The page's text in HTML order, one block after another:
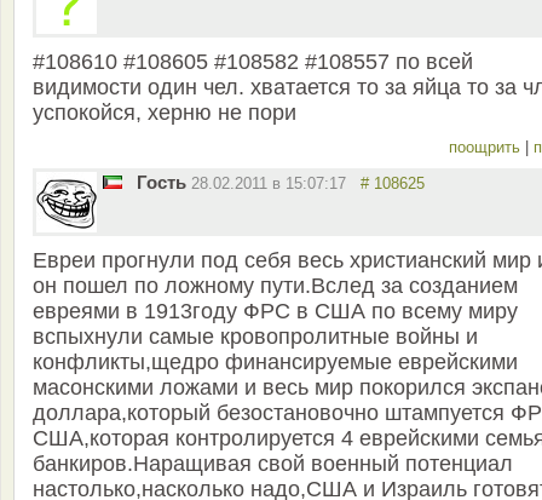
#108610 #108605 #108582 #108557 по всей
видимости один чел. хватается то за яйца то за
успокойся, херню не пори
поощрить
Гость 28.02.2011 в 15:07:17 # 108625
Евреи прогнули под себя весь христианский мир
он пошел по ложному пути.Вслед за созданием
евреями в 1913году ФРС в США по всему миру
вспыхнули самые кровопролитные войны и
конфликты,щедро финансируемые еврейскими
масонскими ложами и весь мир покорился
доллара,который безостановочно штампуется
США,которая контролируется 4 еврейскими
банкиров.Наращивая свой военный потенциал
настолько,насколько надо,США и Израиль